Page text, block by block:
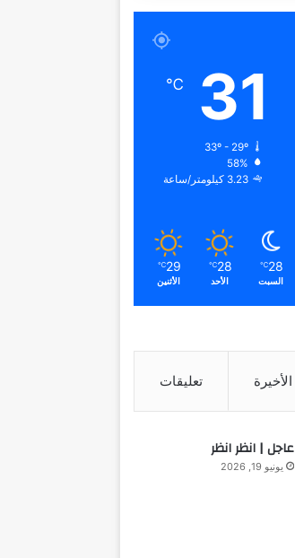
31
℃
33º - 29º
58%
3.23 كيلومتر/ساعة
28
℃
السبت
28
℃
الأحد
29
℃
الأثنين
الأخيرة تعليقات
عاجل | انظر انظر
يونيو 19, 2026